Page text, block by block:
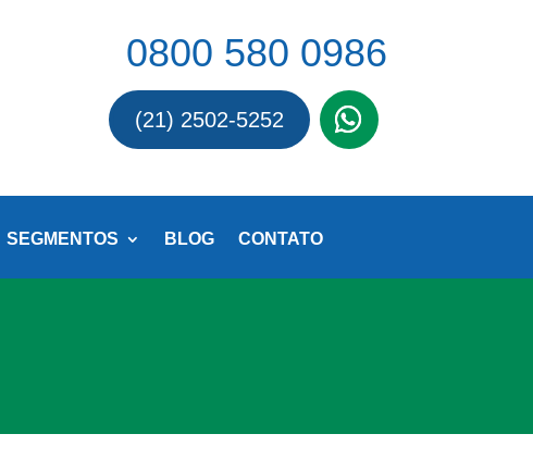
0800 580 0986
(21) 2502-5252
SEGMENTOS BLOG CONTATO